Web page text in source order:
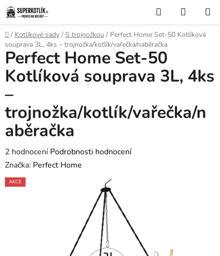
Přejít
na
obsah
Hledat
KOŠÍK
Domů
/ Kotlíkové sady / S trojnožkou / Perfect Home Set-50 Kotlíková
souprava 3L, 4ks – trojnožka/kotlík/vařečka/naběračka
Perfect Home Set-50
Kotlíková souprava 3L, 4ks
–
trojnožka/kotlík/vařečka/n
aběračka
Průměrné
hodnocení
produktu
2 hodnocení Podrobnosti hodnocení
Značka: Perfect Home
AKCE